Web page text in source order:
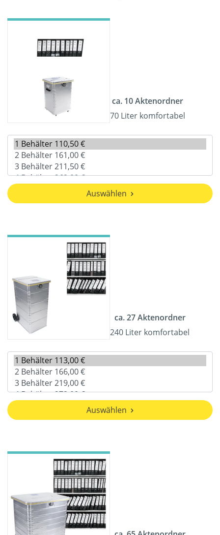
ca. 10 Aktenordner
70 Liter komfortabel
Auswählen
ca. 27 Aktenordner
240 Liter komfortabel
Auswählen